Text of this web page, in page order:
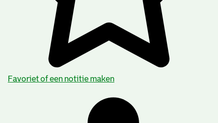
Favoriet of een notitie maken